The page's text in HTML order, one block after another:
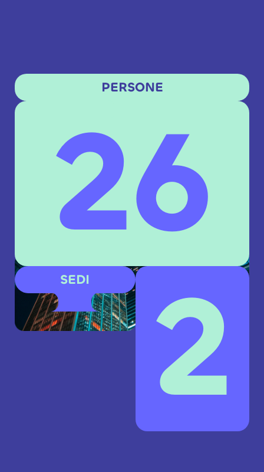
40
PERSONE
SEDI 3